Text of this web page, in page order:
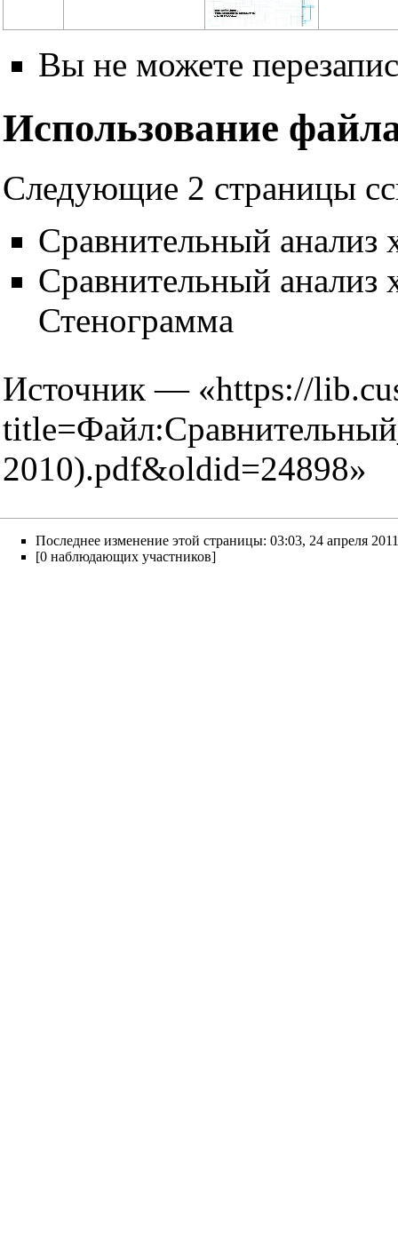
Вы не можете
Использование
Следующие 2 страницы
Сравнительный
Сравнительный
Стенограмма
Источник — «https://
2010).pdf&oldid=24898»
Последнее изменение этой страницы: 03:03, 24 апреля
[0 наблюдающих участников]